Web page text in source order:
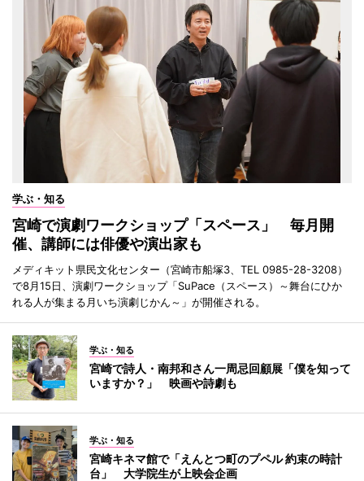
学ぶ・知る
宮崎で演劇ワークショップ「スペース」 毎月開
催、講師には俳優や演出家も
メディキット県民文化センター（宮崎市船塚3、TEL 0985-28-3208）
で8月15日、演劇ワークショップ「SuPace（スペース）～舞台にひか
れる人が集まる月いち演劇じかん～」が開催される。
学ぶ・知る
宮崎で詩人・南邦和さん一周忌回顧展「僕を知って
いますか？」 映画や詩劇も
学ぶ・知る
宮崎キネマ館で「えんとつ町のプペル 約束の時計
台」 大学院生が上映会企画